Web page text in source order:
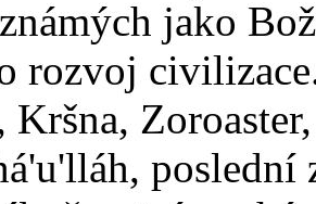
jako
rozvoj
Kršna,